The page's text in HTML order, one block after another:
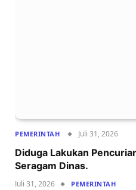
PEMERINTAH Juli 31, 2026
Diduga Lakukan
Seragam Dinas.
Juli 31, 2026 PEMERINTAH